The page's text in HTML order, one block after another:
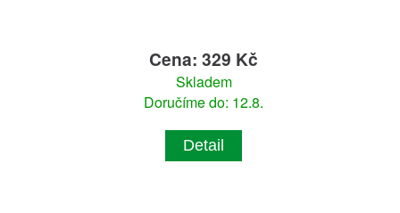
Cena: 329 Kč
Skladem
Doručíme do: 12.8.
Detail